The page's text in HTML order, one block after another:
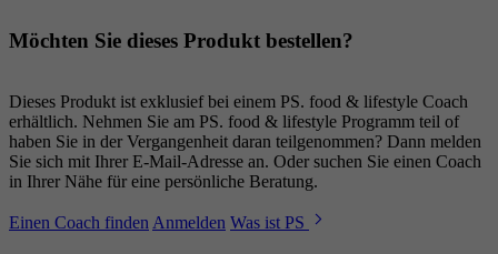
Möchten Sie dieses Produkt bestellen?
Dieses Produkt ist exklusief bei einem PS. food & lifestyle Coach
erhältlich. Nehmen Sie am PS. food & lifestyle Programm teil of
haben Sie in der Vergangenheit daran teilgenommen? Dann melden
Sie sich mit Ihrer E-Mail-Adresse an. Oder suchen Sie einen Coach
in Ihrer Nähe für eine persönliche Beratung.
Einen Coach finden Anmelden Was ist PS